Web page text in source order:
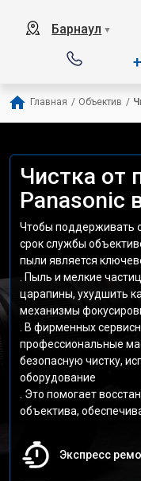
Барнаул ▼
Главная / Объектив /
Чистка от
Panasonic
Чтобы поддерживать
срок службы
пыли является
. Пыль и мелкие
царапины, ухудшить
механизмы
. В фирменных
профессиональные
безопасную чистку,
оборудование
. Это помогает
объектива,
Экспресс